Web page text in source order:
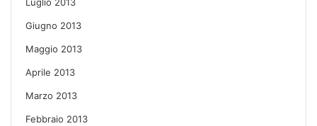
Luglio 2013
Giugno 2013
Maggio 2013
Aprile 2013
Marzo 2013
Febbraio 2013